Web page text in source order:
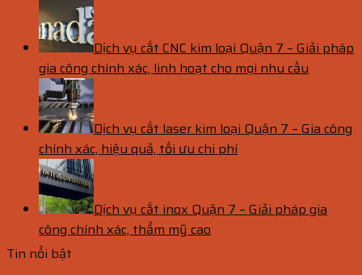
Dịch vụ cắt CNC kim loại Quận 7 – Giải pháp
gia công chính xác, linh hoạt cho mọi nhu cầu
Dịch vụ cắt laser kim loại Quận 7 – Gia công
chính xác, hiệu quả, tối ưu chi phí
Dịch vụ cắt inox Quận 7 – Giải pháp gia
công chính xác, thẩm mỹ cao
Tin nổi bật